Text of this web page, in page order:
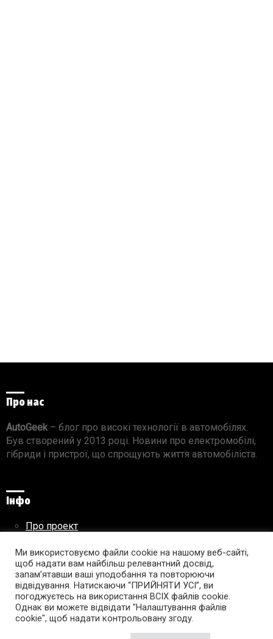
Про нас
AutoGeek– блог про високі технології в автомобілях.
Був створений у 2013 році. Новини про електромобілі,
гібриди і пристрої, що спрощують життя автомобіліста.
Інфо
Про проект
Правила використання матеріалів
Підпишись на AutoGeek!
facebooktwitter instagramyoutube tumblr linkedin
Ми використовуємо файли cookie на нашому веб-сайті,
щоб надати вам найбільш релевантний досвід,
запам’ятавши ваші уподобання та повторюючи
відвідування. Натискаючи “ПРИЙНЯТИ УСІ”, ви
погоджуєтесь на використання ВСІХ файлів cookie.
Однак ви можете відвідати "Налаштування файлів
cookie", щоб надати контрольовану згоду.